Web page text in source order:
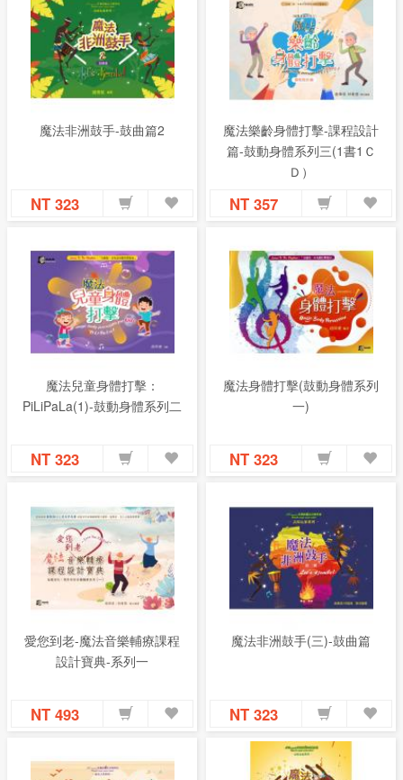
魔法非洲鼓手-鼓曲篇2
NT 323
魔法樂齡身體打擊-課程設計
篇-鼓動身體系列三(1書1Ｃ
Ｄ）
NT 357
魔法兒童身體打擊：
PiLiPaLa(1)-鼓動身體系列二
NT 323
魔法身體打擊(鼓動身體系列
一)
NT 323
愛您到老-魔法音樂輔療課程
設計寶典-系列一
NT 493
魔法非洲鼓手(三)-鼓曲篇
NT 323